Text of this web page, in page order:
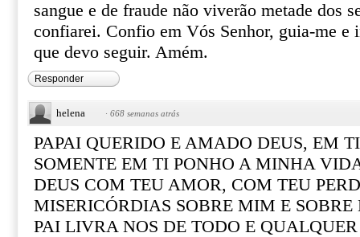
sangue e de fraude não viverão metade dos
confiarei. Confio em Vós Senhor, guia-me e
que devo seguir. Amém.
Responder
helena · 668 semanas atrás
PAPAI QUERIDO E AMADO DEUS, EM
SOMENTE EM TI PONHO A MINHA
DEUS COM TEU AMOR, COM TEU
MISERICÓRDIAS SOBRE MIM E
PAI LIVRA NOS DE TODO E